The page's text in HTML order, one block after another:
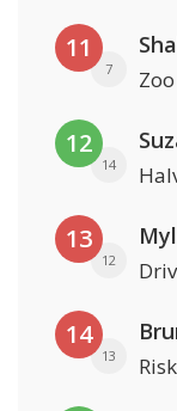
11
7 Zoo
12
14
13
12
14
13